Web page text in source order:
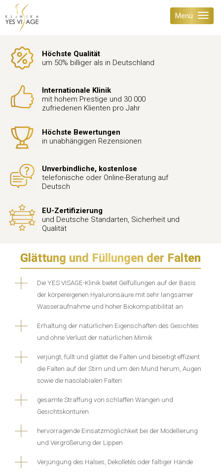
Menü
Höchste Qualität
um 50% billiger als in Deutschland
Internationale Klinik
mit hohem Prestige und 30 000
zufriedenen Klienten pro Jahr
Höchste Bewertungen
in unabhängigen Rezensionen
Unverbindliche, kostenlose
telefonische oder Online-Beratung auf
Deutsch
EU-Zertifizierung
und Deutsche Standarten, Sicherheit und
Qualität
Glättung und Füllungen der Falten
Die YES VISAGE-Klinik bietet Gelfüllungen auf der Basis
der körpereigenen Hyaluronsäure mit sehr langsamer
Wasseraufnahme und hoher Biokompatibilität an
Erhaltung der natürlichen Eigenschaften des Gesichtes
und ohne Verlust der natürlichen Mimik
verjüngt, füllt und glättet die Falten und beseitigt effizient
die Falten auf der Stirn und um den Mund herum, Augen
sowie die nasolabialen Falten
gesamte Straffung von schlaffen Wangen und
Gesichtskonturen
hervorragende Einsatzmöglichkeit bei der Modellierung
und Vergrößerung der Lippen
Verjüngung des Halses, Dekolletés oder faltiger Hände